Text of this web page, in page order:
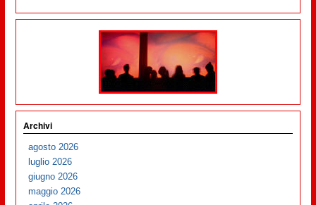
Archivi
agosto 2026
luglio 2026
giugno 2026
maggio 2026